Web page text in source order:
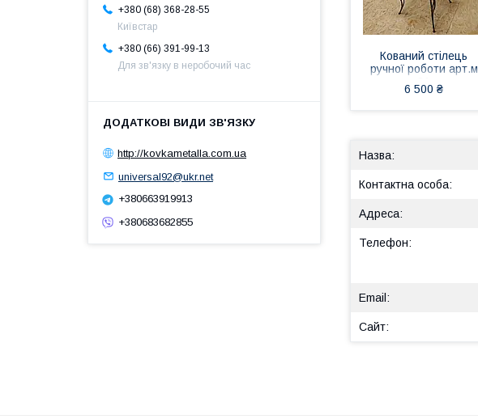
Кований стілець
ручної роботи арт.м
6 500 ₴
+380 (68) 368-28-55
Київстар
+380 (66) 391-99-13
Для зв'язку в неробочий час
http://kovkametalla.com.ua
universal92@ukr.net
+380663919913
+380683682855